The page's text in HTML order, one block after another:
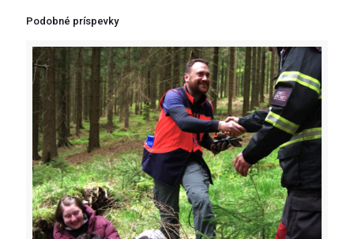
Podobné príspevky